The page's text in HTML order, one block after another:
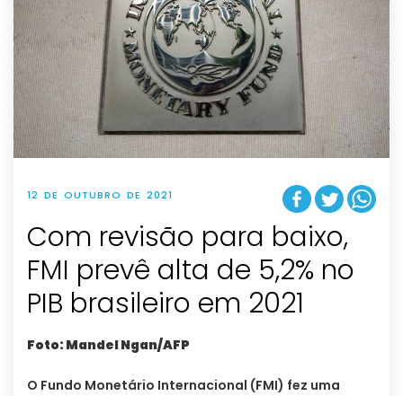
12 DE OUTUBRO DE 2021
Com revisão para baixo,
FMI prevê alta de 5,2% no
PIB brasileiro em 2021
Foto: Mandel Ngan/AFP
O Fundo Monetário Internacional (FMI) fez uma